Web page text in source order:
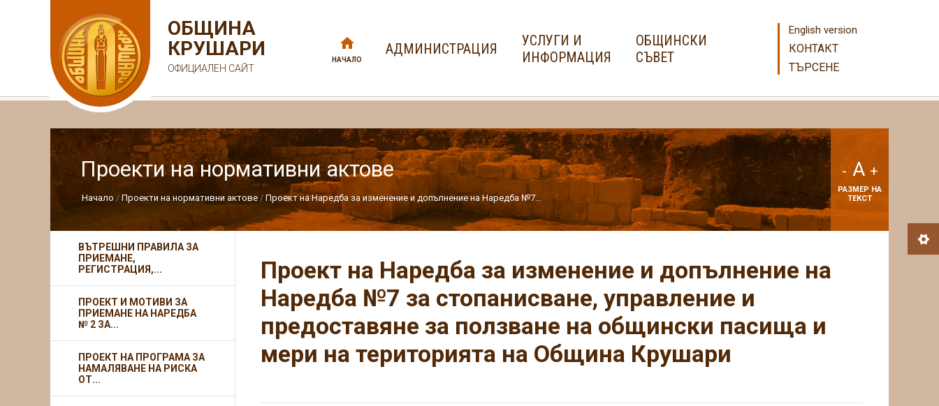
ОБЩИНА
КРУШАРИ
ОФИЦИАЛЕН САЙТ
НАЧАЛО
АДМИНИСТРАЦИЯ
УСЛУГИ И
ИНФОРМАЦИЯ
ОБЩИНСКИ
СЪВЕТ
English version
КОНТАКТ
ТЪРСЕНЕ
Проекти на нормативни актове
Начало Проекти на нормативни актове Проект на Наредба за изменение и допълнение на Наредба №7...
- A +
РАЗМЕР НА
ТЕКСТ
Проект на Наредба за изменение и допълнение на
Наредба №7 за стопанисване, управление и
предоставяне за ползване на общински пасища и
мери на територията на Община Крушари
ВЪТРЕШНИ ПРАВИЛА ЗА
ПРИЕМАНЕ,
РЕГИСТРАЦИЯ,...
ПРОЕКТ И МОТИВИ ЗА
ПРИЕМАНЕ НА НАРЕДБА
№ 2 ЗА...
ПРОЕКТ НА ПРОГРАМА ЗА
НАМАЛЯВАНЕ НА РИСКА
ОТ...